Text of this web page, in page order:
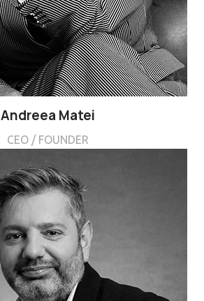
Andreea Matei
CEO / FOUNDER